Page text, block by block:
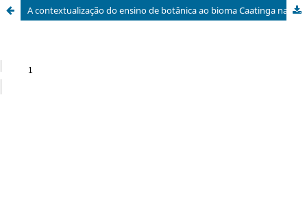
A contextualização do ensino de botânica ao bioma Caatinga na formação de professores: uma revisão sistemática